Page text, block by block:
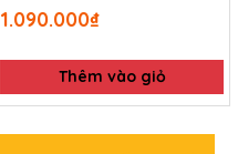
1.090.000₫
Thêm vào giỏ